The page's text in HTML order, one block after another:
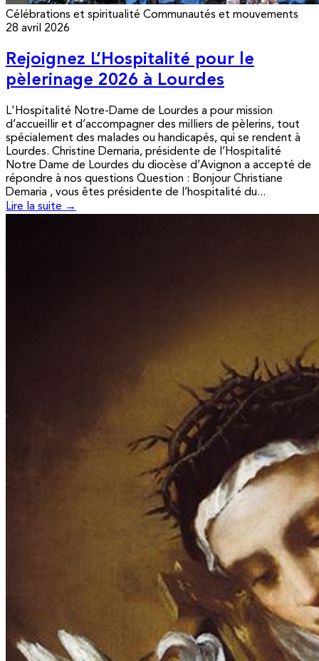
Célébrations et spiritualité Communautés et mouvements
28 avril 2026
Rejoignez L’Hospitalité pour le
pèlerinage 2026 à Lourdes
L'Hospitalité Notre-Dame de Lourdes a pour mission
d’accueillir et d’accompagner des milliers de pèlerins, tout
spécialement des malades ou handicapés, qui se rendent à
Lourdes. Christine Demaria, présidente de l’Hospitalité
Notre Dame de Lourdes du diocèse d’Avignon a accepté de
répondre à nos questions Question : Bonjour Christiane
Demaria , vous êtes présidente de l’hospitalité du...
Lire la suite →